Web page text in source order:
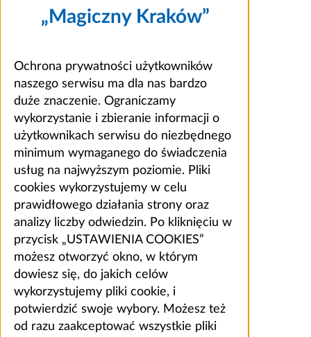
„Magiczny Kraków”
Ochrona prywatności użytkowników
naszego serwisu ma dla nas bardzo
duże znaczenie. Ograniczamy
wykorzystanie i zbieranie informacji o
użytkownikach serwisu do niezbędnego
minimum wymaganego do świadczenia
usług na najwyższym poziomie. Pliki
cookies wykorzystujemy w celu
prawidłowego działania strony oraz
analizy liczby odwiedzin. Po kliknięciu w
przycisk „USTAWIENIA COOKIES”
możesz otworzyć okno, w którym
dowiesz się, do jakich celów
wykorzystujemy pliki cookie, i
potwierdzić swoje wybory. Możesz też
od razu zaakceptować wszystkie pliki